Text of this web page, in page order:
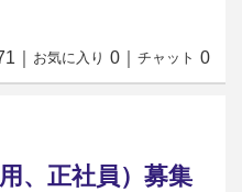
お気に入り 0 チャット 0
、正社員）募集